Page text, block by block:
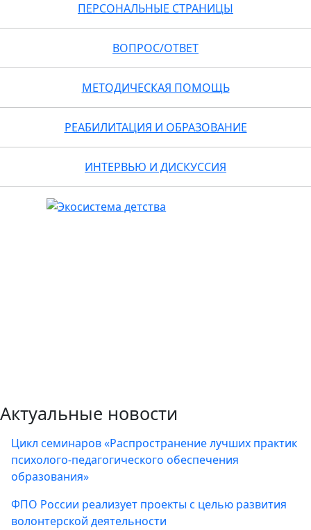
ПЕРСОНАЛЬНЫЕ СТРАНИЦЫ
ВОПРОС/ОТВЕТ
МЕТОДИЧЕСКАЯ ПОМОЩЬ
РЕАБИЛИТАЦИЯ И ОБРАЗОВАНИЕ
ИНТЕРВЬЮ И ДИСКУССИЯ
Актуальные новости
Цикл семинаров «Распространение лучших практик
психолого-педагогического обеспечения
образования»
ФПО России реализует проекты с целью развития
волонтерской деятельности